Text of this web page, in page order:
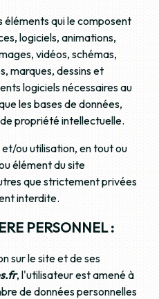
éléments qui le composent
logiciels, animations,
vidéos, schémas,
marques, dessins et
logiciels nécessaires au
les bases de données,
propriété intellectuelle.
ou utilisation, en tout ou
élément du site
que strictement privées
interdite.
PERSONNEL :
sur le site et de ses
, l'utilisateur est amené à
de données personnelles